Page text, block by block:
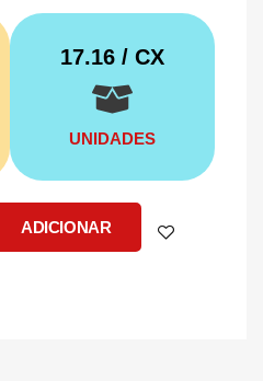
17.16/ CX
UNIDADES
ADICIONAR